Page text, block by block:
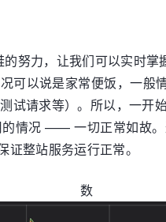
努力，让我们可以实时掌
可以说是家常便饭，一般
试请求等）。所以，一
情况 —— 一切正常如故
整站服务运行正常。